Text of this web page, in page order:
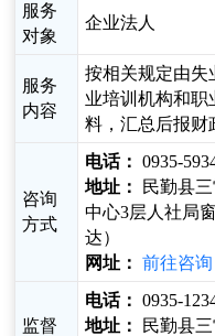
服务
对象
企业法人
服务
内容
按相关规定由失
业培训机构和职
料，汇总后报财
咨询
方式
电话： 0935-
地址：
民勤县
中心3层人社局
达）
网址： 前往咨询
监督
电话： 0935-
地址：
民勤县